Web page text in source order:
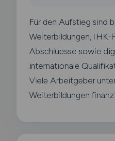
Für den Aufstieg sind
Weiterbildungen, IHK-
Abschluesse sowie
internationale
Viele Arbeitgeber
Weiterbildungen